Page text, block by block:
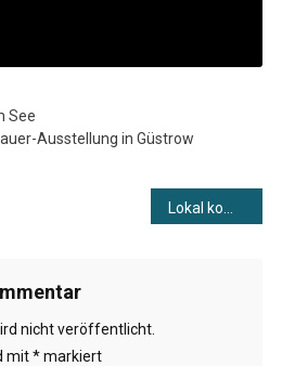
See
Ausstellung in Güstrow
nicht veröffentlicht.
mit*markiert